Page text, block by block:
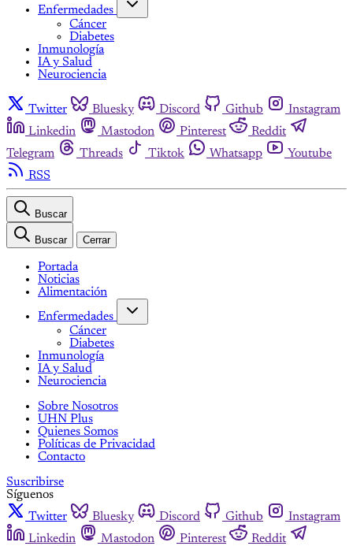
Enfermedades
Cáncer
Diabetes
Inmunología
IA y Salud
Neurociencia
Twitter Bluesky Discord Github
Instagram
Linkedin
Mastodon Pinterest
Reddit
Telegram
Threads Tiktok Whatsapp
Youtube
RSS
Buscar
Buscar Cerrar
Portada
Noticias
Alimentación
Enfermedades
Cáncer
Diabetes
Inmunología
IA y Salud
Neurociencia
Sobre Nosotros
UHN Plus
Quienes Somos
Políticas de Privacidad
Contacto
Suscribirse
Síguenos
Twitter
Bluesky Discord Github
Instagram
Linkedin
Mastodon Pinterest
Reddit